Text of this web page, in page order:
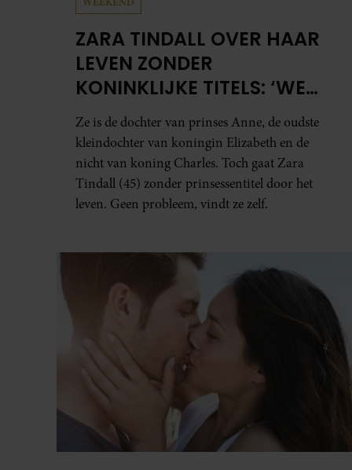
ZARA TINDALL OVER HAAR
LEVEN ZONDER
KONINKLIJKE TITELS: ‘WE
HEBBEN ENORM VEEL GELUK
GEHAD’
Ze is de dochter van prinses Anne, de oudste
kleindochter van koningin Elizabeth en de
nicht van koning Charles. Toch gaat Zara
Tindall (45) zonder prinsessentitel door het
leven. Geen probleem, vindt ze zelf.